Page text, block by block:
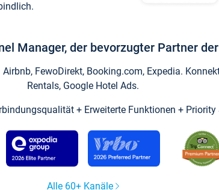
Manager, der bevorzugter Partner
FewoDirekt, Booking.com, Expedia.
Rentals, Google Hotel Ads.
+ Erweiterte Funktionen + Priority
Alle 60+ Kanäle